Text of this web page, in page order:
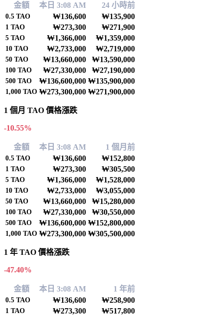
金額 本日 3:08 AM 24 小時前
0.5 TAO ₩136,600 ₩135,900
1 TAO ₩273,300 ₩271,900
5 TAO ₩1,366,000 ₩1,359,000
10 TAO ₩2,733,000 ₩2,719,000
50 TAO ₩13,660,000 ₩13,590,000
100 TAO ₩27,330,000 ₩27,190,000
500 TAO ₩136,600,000 ₩135,900,000
1,000 TAO ₩273,300,000 ₩271,900,000
1 個月 TAO 價格漲跌
-10.55%
金額 本日 3:08 AM 1 個月前
0.5 TAO ₩136,600 ₩152,800
1 TAO ₩273,300 ₩305,500
5 TAO ₩1,366,000 ₩1,528,000
10 TAO ₩2,733,000 ₩3,055,000
50 TAO ₩13,660,000 ₩15,280,000
100 TAO ₩27,330,000 ₩30,550,000
500 TAO ₩136,600,000 ₩152,800,000
1,000 TAO ₩273,300,000 ₩305,500,000
1 年 TAO 價格漲跌
-47.40%
金額 本日 3:08 AM 1 年前
0.5 TAO ₩136,600 ₩258,900
1 TAO ₩273,300 ₩517,800